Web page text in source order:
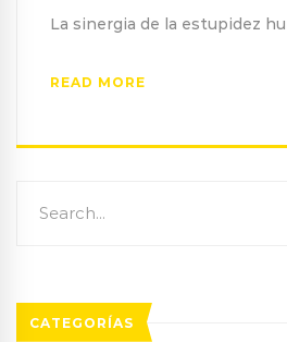
La sinergia de la estupidez
READ MORE
for:
CATEGORÍAS